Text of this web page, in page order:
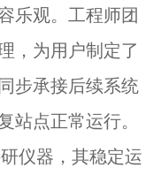
乐观。工程师团
，为用户制定了
步承接后续系统
站点正常运行。
仪器，其稳定运